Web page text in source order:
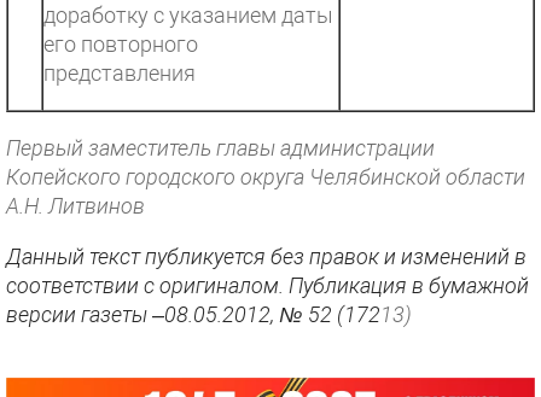
доработку с указанием даты
его повторного
представления
Первый заместитель главы администрации
Копейского городского округа Челябинской области
А.Н. Литвинов
Данный текст публикуется без правок и изменений в
соответствии с оригиналом. Публикация в бумажной
версии газеты –08.05.2012, № 52 (17213)